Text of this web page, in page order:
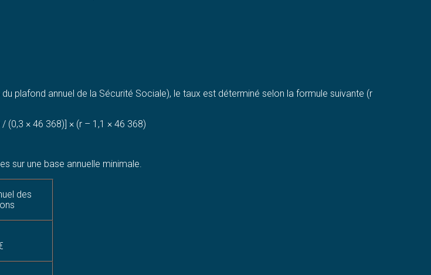
plafond annuel de la Sécurité Sociale), le taux est déterminé selon la formule suivante (r
(0,3 × 46 368)] × (r – 1,1 × 46 368)
sur une base annuelle minimale.
des